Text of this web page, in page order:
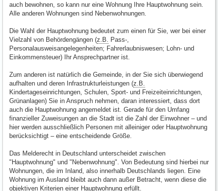
auch bewohnen, so kann nur eine Wohnung Ihre Hauptwohnung sein.
Alle anderen Wohnungen sind Nebenwohnungen.
Die Wahl der Hauptwohnung bedeutet zum einen für Sie, wer bei einer
Vielzahl von Behördengängen (z.B.
Pass-,
Personalausweisangelegenheiten; Fahrerlaubniswesen; Lohn- und
Einkommensteuer) Ihr Ansprechpartner ist.
Zum anderen ist natürlich die Gemeinde, in der Sie sich überwiegend
aufhalten und deren Infrastrukturleistungen (z.B.
Kindertageseinrichtungen, Schulen, Sport- und Freizeiteinrichtungen,
Grünanlagen) Sie in Anspruch nehmen, daran interessiert, dass dort
auch die Hauptwohnung angemeldet ist. Gerade für den Umfang
finanzieller Zuweisungen an die Stadt ist die Zahl der Einwohner – und
hier werden ausschließlich Personen mit alleiniger oder Hauptwohnung
berücksichtigt – eine entscheidende Größe.
Das Melderecht in Deutschland unterscheidet zwischen
"Hauptwohnung" und "Nebenwohnung". Von Bedeutung sind hierbei nur
Wohnungen, die im Inland, also innerhalb Deutschlands liegen. Eine
Wohnung im Ausland bleibt auch dann außer Betracht, wenn diese die
objektiven Kriterien einer Hauptwohnung erfüllt.